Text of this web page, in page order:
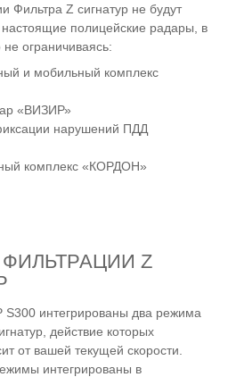
Фильтра Z сигнатур не будут
полицейские радары, в
не ограничиваясь:
и мобильный комплекс
«ВИЗИР»
нарушений ПДД
комплекс «КОРДОН»
Z
S300 интегрированы два режима
действие которых
от вашей текущей скорости.
интегрированы в